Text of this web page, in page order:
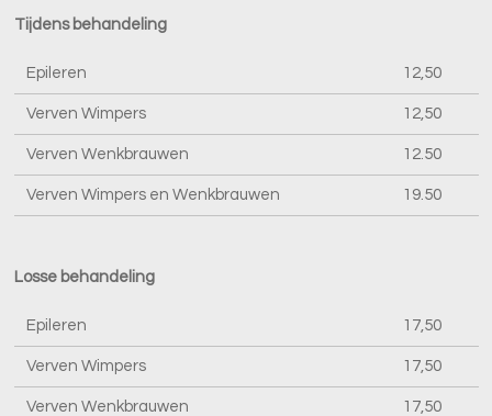
Tijdens behandeling
Epileren 12,50
Verven Wimpers 12,50
Verven Wenkbrauwen 12.50
Verven Wimpers en Wenkbrauwen 19.50
Losse behandeling
Epileren 17,50
Verven Wimpers 17,50
Verven Wenkbrauwen 17,50